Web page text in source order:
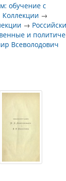
обучение с
Коллекции →
→
и
Всеволодович